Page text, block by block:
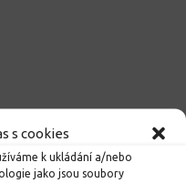
s cookies
k ukládání a/nebo
jako jsou soubory